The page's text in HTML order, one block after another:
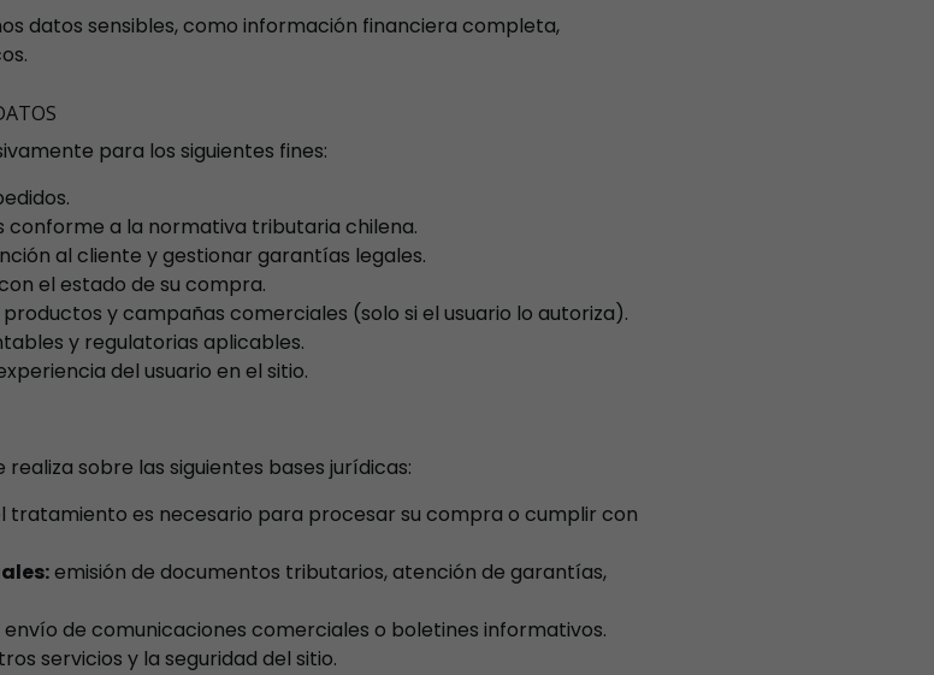
datos sensibles, como información financiera completa,
para los siguientes fines:
a la normativa tributaria chilena.
al cliente y gestionar garantías legales.
el estado de su compra.
y campañas comerciales (solo si el usuario lo autoriza).
y regulatorias aplicables.
del usuario en el sitio.
sobre las siguientes bases jurídicas:
tratamiento es necesario para procesar su compra o cumplir con
emisión de documentos tributarios, atención de garantías,
de comunicaciones comerciales o boletines informativos.
servicios y la seguridad del sitio.